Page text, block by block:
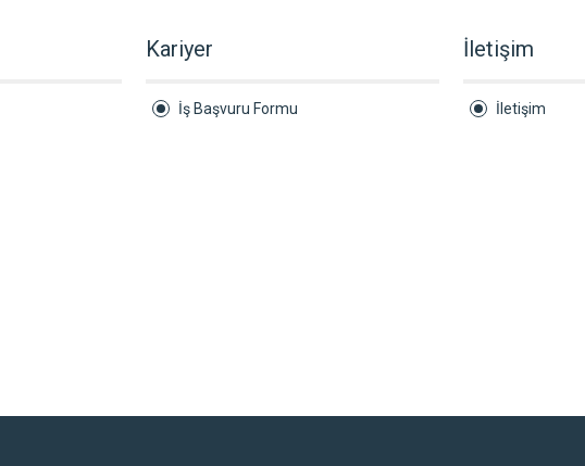
Kariyer
İş Başvuru Formu
İletişim
İletişim